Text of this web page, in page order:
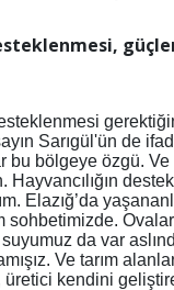
Sarıgül'ün de
bu bölgeye özgü. Ve
Hayvancılığın
Elazığ’da
sohbetimizde.
da var
Ve tarım
kendini